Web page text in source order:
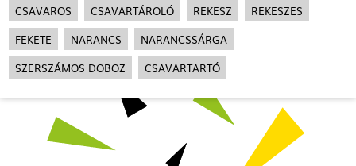
CSAVAROS
CSAVARTÁROLÓ REKESZ
REKESZES
FEKETE
NARANCS
NARANCSSÁRGA
SZERSZÁMOS DOBOZ
CSAVARTARTÓ